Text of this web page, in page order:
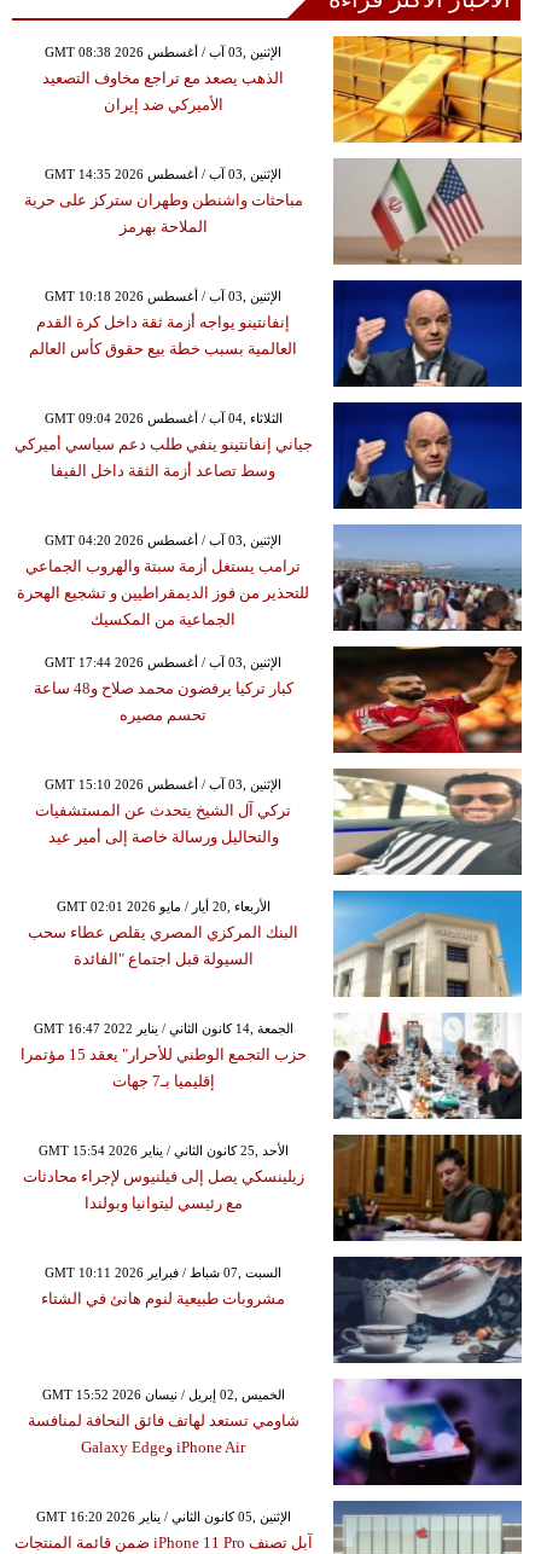
GMT 08:38 2026 الإثنين ,03 آب / أغسطس
الذهب يصعد مع تراجع مخاوف التصعيد
الأميركي ضد إيران
GMT 14:35 2026 الإثنين ,03 آب / أغسطس
مباحثات واشنطن وطهران ستركز على حرية
الملاحة بهرمز
GMT 10:18 2026 الإثنين ,03 آب / أغسطس
إنفانتينو يواجه أزمة ثقة داخل كرة القدم
العالمية بسبب خطة بيع حقوق كأس العالم
GMT 09:04 2026 الثلاثاء ,04 آب / أغسطس
جياني إنفانتينو ينفي طلب دعم سياسي أميركي
وسط تصاعد أزمة الثقة داخل الفيفا
GMT 04:20 2026 الإثنين ,03 آب / أغسطس
ترامب يستغل أزمة سبتة والهروب الجماعي
للتحذير من فوز الديمقراطيين و تشجيع الهحرة
الجماعية من المكسيك
GMT 17:44 2026 الإثنين ,03 آب / أغسطس
كبار تركيا يرفضون محمد صلاح و48 ساعة
تحسم مصيره
GMT 15:10 2026 الإثنين ,03 آب / أغسطس
تركي آل الشيخ يتحدث عن المستشفيات
والتحاليل ورسالة خاصة إلى أمير عيد
GMT 02:01 2026 الأربعاء ,20 أيار / مايو
البنك المركزي المصري يقلص عطاء سحب
السيولة قبل اجتماع "الفائدة
GMT 16:47 2022 الجمعة ,14 كانون الثاني / يناير
حزب التجمع الوطني للأحرار" يعقد 15 مؤتمرا
إقليميا بـ7 جهات
GMT 15:54 2026 الأحد ,25 كانون الثاني / يناير
زيلينسكي يصل إلى فيلنيوس لإجراء محادثات
مع رئيسي ليتوانيا وبولندا
GMT 10:11 2026 السبت ,07 شباط / فبراير
مشروبات طبيعية لنوم هانئ في الشتاء
GMT 15:52 2026 الخميس ,02 إبريل / نيسان
شاومي تستعد لهاتف فائق النحافة لمنافسة
iPhone Air وGalaxy Edge
GMT 16:20 2026 الإثنين ,05 كانون الثاني / يناير
آبل تصنف iPhone 11 Pro ضمن قائمة المنتجات